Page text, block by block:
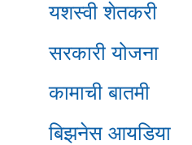
यशस्वी शेतकरी
सरकारी योजना
कामाची बातमी
बिझनेस आयडिया